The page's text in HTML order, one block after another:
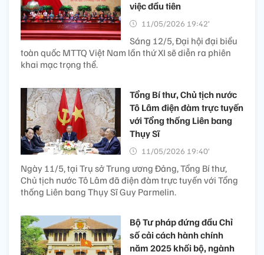
việc đầu tiên
11/05/2026 19:42’
Sáng 12/5, Đại hội đại biểu
toàn quốc MTTQ Việt Nam lần thứ XI sẽ diễn ra phiên
khai mạc trọng thể.
Tổng Bí thư, Chủ tịch nước
Tô Lâm điện đàm trực tuyến
với Tổng thống Liên bang
Thụy Sĩ
11/05/2026 19:40’
Ngày 11/5, tại Trụ sở Trung ương Đảng, Tổng Bí thư,
Chủ tịch nước Tô Lâm đã điện đàm trực tuyến với Tổng
thống Liên bang Thụy Sĩ Guy Parmelin.
Bộ Tư pháp đứng đầu Chỉ
số cải cách hành chính
năm 2025 khối bộ, ngành